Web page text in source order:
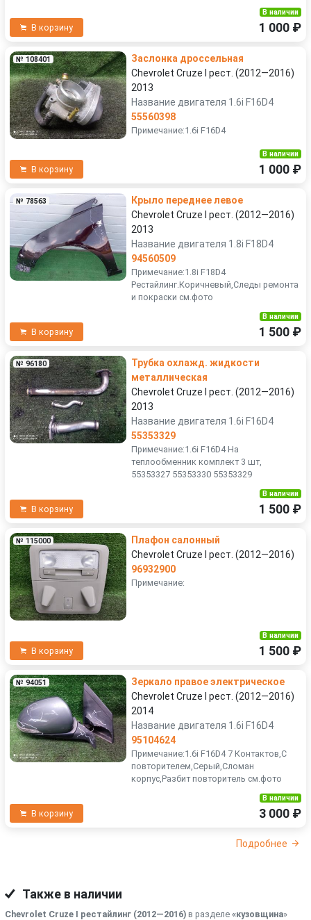
В корзину
В наличии
1 000 ₽
№ 108401
Заслонка дроссельная
Chevrolet Cruze I рест. (2012—2016)
2013
Название двигателя 1.6i F16D4
55560398
Примечание:1.6i F16D4
В корзину
В наличии
1 000 ₽
№ 78563
Крыло переднее левое
Chevrolet Cruze I рест. (2012—2016)
2013
Название двигателя 1.8i F18D4
94560509
Примечание:1.8i F18D4
Рестайлинг.Коричневый,Следы ремонта
и покраски см.фото
В корзину
В наличии
1 500 ₽
№ 96180
Трубка охлажд. жидкости
металлическая
Chevrolet Cruze I рест. (2012—2016)
2013
Название двигателя 1.6i F16D4
55353329
Примечание:1.6i F16D4 На
теплообменник комплект 3 шт,
55353327 55353330 55353329
В корзину
В наличии
1 500 ₽
№ 115000
Плафон салонный
Chevrolet Cruze I рест. (2012—2016)
96932900
Примечание:
В корзину
В наличии
1 500 ₽
№ 94051
Зеркало правое электрическое
Chevrolet Cruze I рест. (2012—2016)
2014
Название двигателя 1.6i F16D4
95104624
Примечание:1.6i F16D4 7 Контактов,С
повторителем,Серый,Сломан
корпус,Разбит повторитель см.фото
В корзину
В наличии
3 000 ₽
Подробнее
Также в наличии
Chevrolet Cruze I рестайлинг (2012—2016) в разделе «кузовщина»